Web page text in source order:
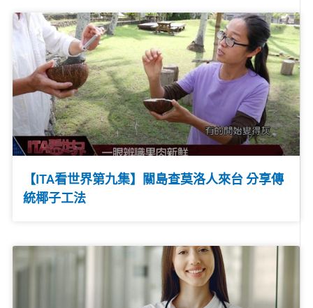
【ITA看世界第九集】關島查莫洛人來台 分享傳
統椰子工法